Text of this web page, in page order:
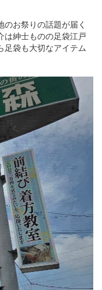
お祭りの話題が届く
は紳士ものの足袋江戸
足袋も大切なアイテム